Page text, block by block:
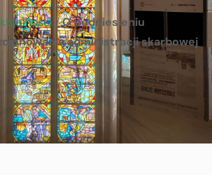
/O podniesieniu
administracji skarbowej